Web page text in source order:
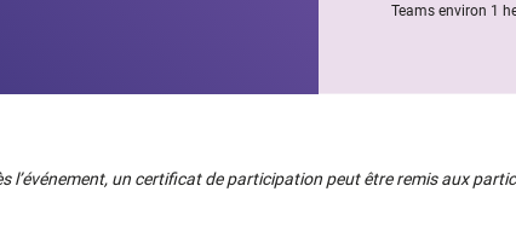
Teams environ 1
l’événement, un certificat de participation peut être remis aux